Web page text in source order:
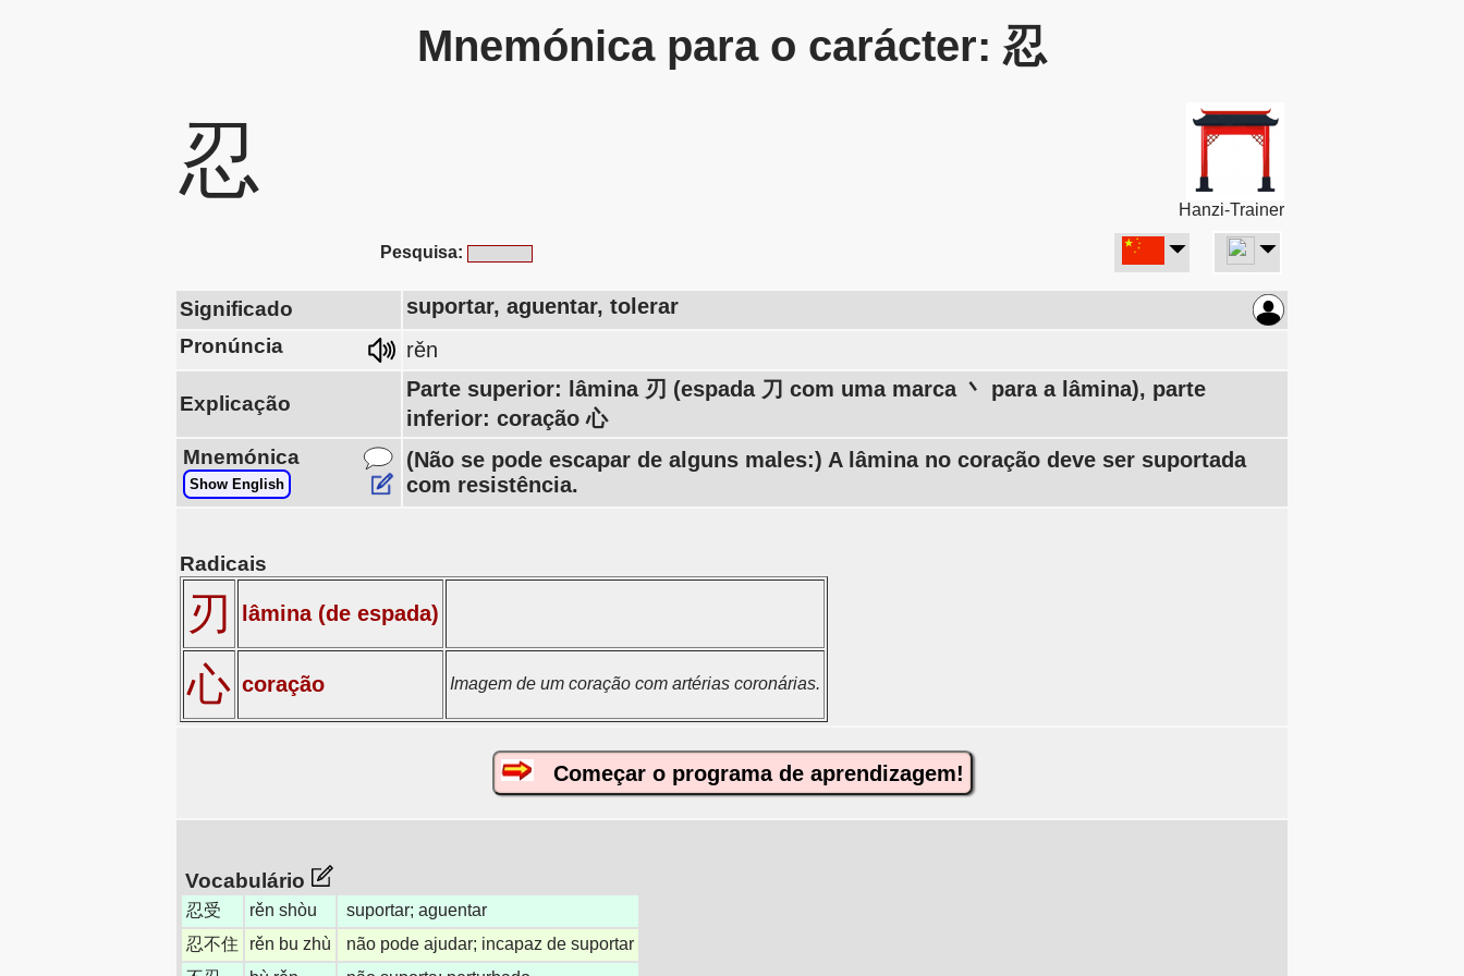
Mnemónica para o carácter: 忍
忍
Hanzi-Trainer
Pesquisa:
Significado suportar, aguentar, tolerar
Pronúncia rěn
Explicação
Parte superior: lâmina 刃 (espada 刀 com uma marca 丶 para a lâmina), parte
inferior: coração 心
Mnemónica
Show English
(Não se pode escapar de alguns males:) A lâmina no coração deve ser suportada
com resistência.
Radicais
刃 lâmina (de espada)
心 coração Imagem de um coração com artérias coronárias.
Começar o programa de aprendizagem!
Vocabulário
忍受 rěn shòu
suportar; aguentar
忍不住
rěn bu zhù
não pode ajudar; incapaz de suportar